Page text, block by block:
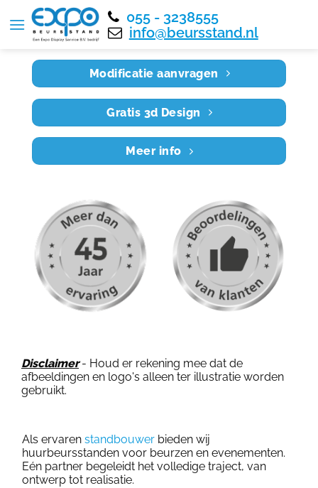
055 - 3238555
info@beursstand.nl
Home RE5X5 024
Modificatie aanvragen
Gratis 3d Design
Meer info
Disclaimer- Houd er rekening mee dat de
afbeeldingen en logo's alleen ter illustratie worden
gebruikt.
Als ervaren standbouwer bieden wij
huurbeursstanden voor beurzen en evenementen.
Eén partner begeleidt het volledige traject, van
ontwerp tot realisatie.